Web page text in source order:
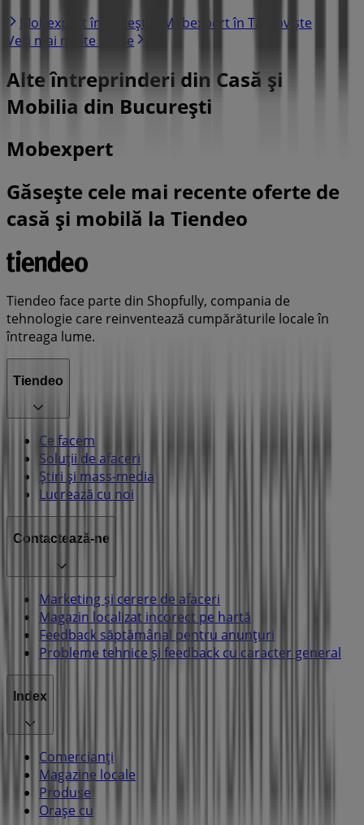
Mobexpert în Ploiești
Mobexpert în Târgoviște
Vezi mai multe orașe
Alte întreprinderi din Casă și
Mobilia din București
Mobexpert
Găsește cele mai recente oferte de
casă și mobilă la Tiendeo
Tiendeo face parte din Shopfully, compania de
tehnologie care reinventează cumpărăturile locale în
întreaga lume.
Tiendeo
Ce facem
Soluții de afaceri
Știri și mass-media
Lucrează cu noi
Contactează-ne
Marketing și cerere de afaceri
Magazin localizat incorect pe hartă
Feedback săptămânal pentru anunțuri
Probleme tehnice și feedback cu caracter general
Index
Comercianți
Magazine locale
Produse
Orașe cu